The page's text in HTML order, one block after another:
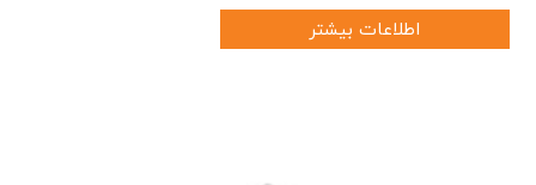
اطلاعات بیشتر